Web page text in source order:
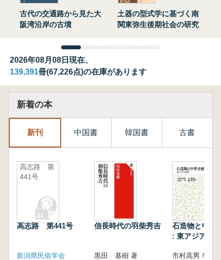
古代の交通路から見た大
阪湾沿岸の古墳
土器の型式学に基づく南
関東弥生後期社会の研究
2026年08月08日現在、
139,391冊(67,226点)の在庫があります
新着の本
新刊 中国書 韓国書 古書
高志路 第
441号
高志路 第441号
新潟県民俗学会
信長時代の羽柴秀吉
黒田 基樹 著
石造物と中世
: 東アジアと